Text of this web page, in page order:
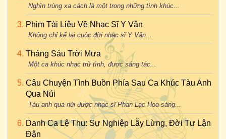
Nghìn trùng xa cách là một trong những tình khúc...
Phim Tài Liệu Về Nhạc Sĩ Y Vân
Không chỉ kể lại cuộc đời nhạc sĩ Y Vân...
Tháng Sáu Trời Mưa
Một ca khúc nhạc trữ tình, được sáng tác...
Câu Chuyện Tình Buồn Phía Sau Ca Khúc Tàu Anh
Qua Núi
Tàu anh qua núi được nhạc sĩ Phan Lạc Hoa sáng...
Danh Ca Lệ Thu: Sự Nghiệp Lẫy Lừng, Đời Tư Lận
Đận